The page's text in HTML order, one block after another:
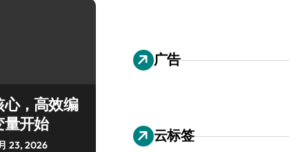
，高效编
量开始
23, 2026
广告
云标签